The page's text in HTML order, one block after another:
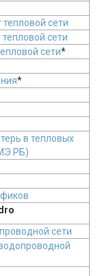
сети
сети
сети*
*
в тепловых
РБ)
сети